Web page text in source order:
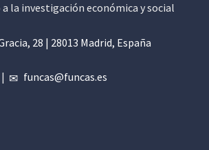
la investigación económica y social
28 | 28013 Madrid, España
| funcas@funcas.es